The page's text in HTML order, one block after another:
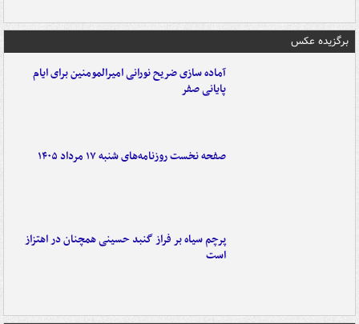
برگزیده عکس
آماده سازی ضریح نورانی امیرالمومنین برای ایام
پایانی صفر
صفحه نخست روزنامه‌های شنبه ۱۷ مرداد ۱۴۰۵
پرچم سیاه بر فراز گنبد حسینی همچنان در اهتزاز
است